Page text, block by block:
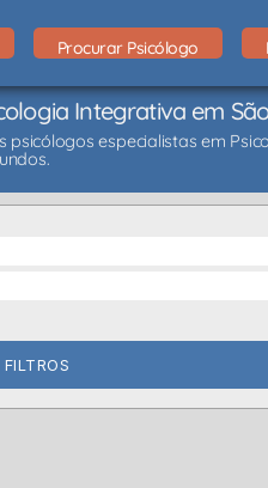
Procurar Psicólogo
Integrativa em
especialistas em